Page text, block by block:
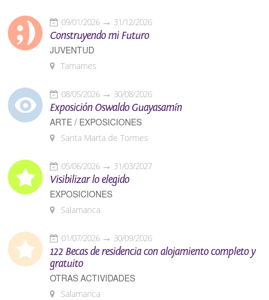
09/01/2026 31/12/2026
Construyendo mi Futuro
JUVENTUD
Tamames
08/05/2026 30/08/2026
Exposición Oswaldo Guayasamín
ARTE / EXPOSICIONES
Santa Marta de Tormes
05/06/2026 31/03/2027
Visibilizar lo elegido
EXPOSICIONES
Salamanca
01/07/2026 30/09/2026
122 Becas de residencia con alojamiento completo y
gratuito
OTRAS ACTIVIDADES
Salamanca